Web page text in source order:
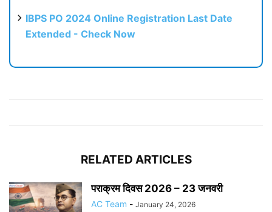
IBPS PO 2024 Online Registration Last Date
Extended - Check Now
RELATED ARTICLES
पराक्रम दिवस 2026 – 23 जनवरी
AC Team - January 24, 2026